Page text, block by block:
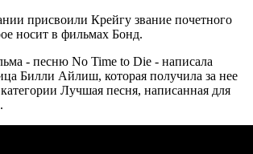
присвоили Крейгу звание почетного
носит в фильмах Бонд.
- песню No Time to Die - написала
Билли Айлиш, которая получила за нее
Лучшая песня, написанная для